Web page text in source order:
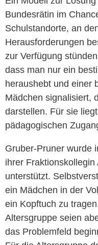
Bundesrätin im
Schulstandorte, an
Herausforderungen
zur Verfügung
dass man nur ein
heraushebt und einer
Mädchen signalisiert,
darstellen. Für sie
pädagogischen
Gruber-Pruner wurde
ihrer
unterstützt.
ein Mädchen in der
ein Kopftuch zu
Altersgruppe seien
das Problemfeld